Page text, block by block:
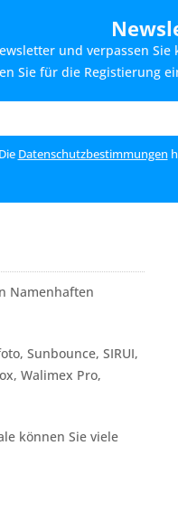
und verpassen
Sie für die Registierung
Die Datenschutzbestimmungen
Namenhaften
Sunbounce, SIRUI,
Walimex Pro,
können Sie viele